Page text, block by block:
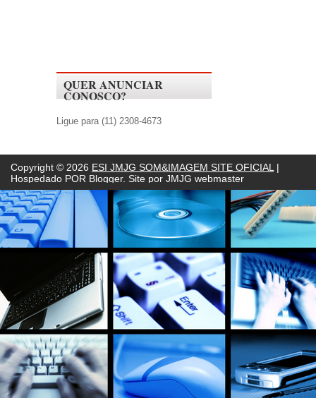
QUER ANUNCIAR
CONOSCO?
Ligue para (11) 2308-4673
Copyright © 2026 ESI JMJG SOM&IMAGEM SITE OFICIAL|
Hospedado POR Blogger. Site por JMJG webmaster